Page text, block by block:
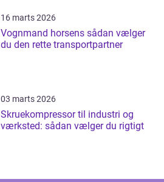
16 marts 2026
Vognmand horsens sådan vælger
du den rette transportpartner
03 marts 2026
Skruekompressor til industri og
værksted: sådan vælger du rigtigt